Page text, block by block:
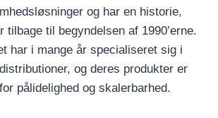
og har en historie,
tilbage til begyndelsen af 1990’erne.
har i mange år specialiseret sig i
og deres produkter er
pålidelighed og skalerbarhed.